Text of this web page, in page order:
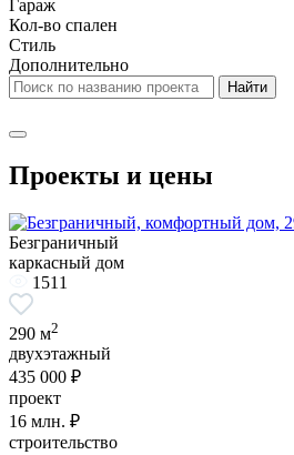
Гараж
Кол-во спален
Стиль
Дополнительно
Проекты и цены
Безграничный
каркасный дом
1511
290 м2
двухэтажный
435 000 ₽
проект
16 млн. ₽
строительство